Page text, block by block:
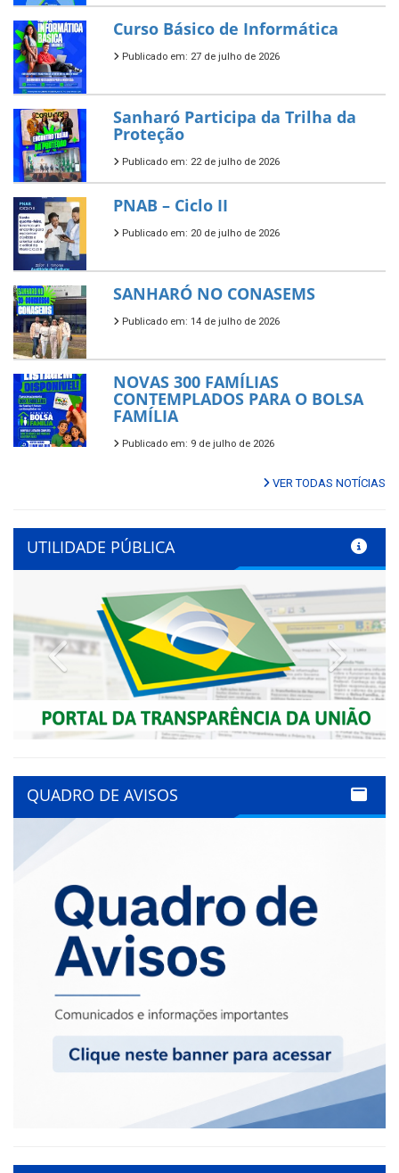
Curso Básico de Informática
Publicado em: 27 de julho de 2026
Sanharó Participa da Trilha da
Proteção
Publicado em: 22 de julho de 2026
PNAB – Ciclo II
Publicado em: 20 de julho de 2026
SANHARÓ NO CONASEMS
Publicado em: 14 de julho de 2026
NOVAS 300 FAMÍLIAS
CONTEMPLADOS PARA O BOLSA
FAMÍLIA
Publicado em: 9 de julho de 2026
VER TODAS NOTÍCIAS
UTILIDADE PÚBLICA
Previous Next
QUADRO DE AVISOS